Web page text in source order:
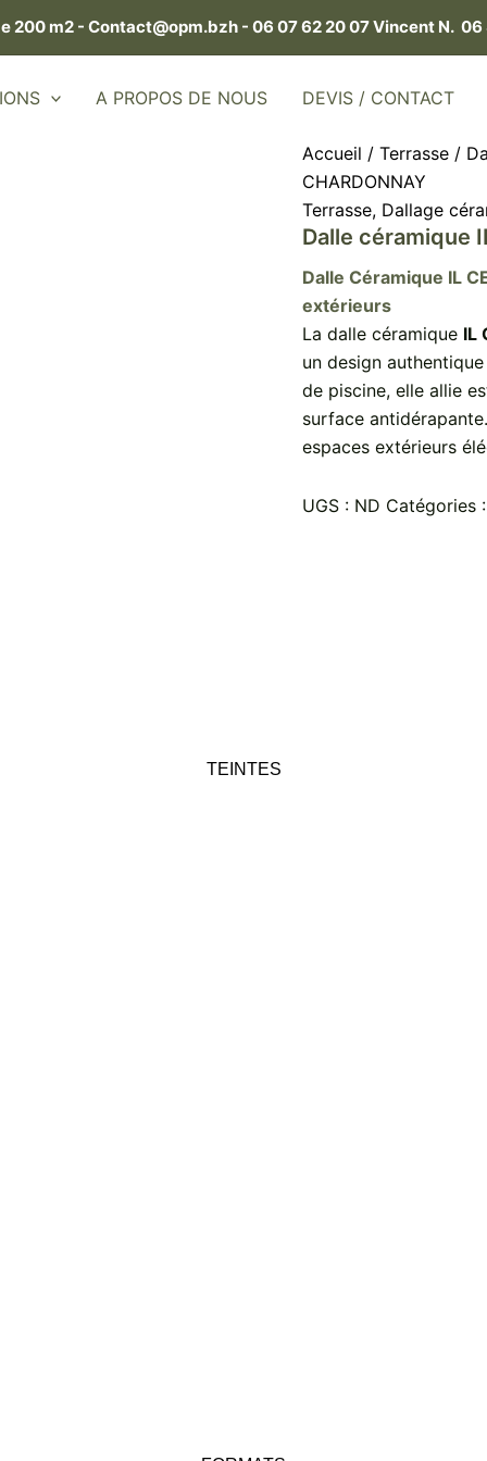
200 m2 - Contact@opm.bzh - 06 07 62 20 07 Vincent N. 06
A PROPOS DE NOUS DEVIS / CONTACT
Accueil / Terrasse/
CHARDONNAY
Terrasse, Dallage
Dalle céramique
Dalle Céramique IL
extérieurs
La dalle céramique IL
un design
de piscine, elle allie
surface
espaces extérieurs
UGS : ND Catégories
TEINTES